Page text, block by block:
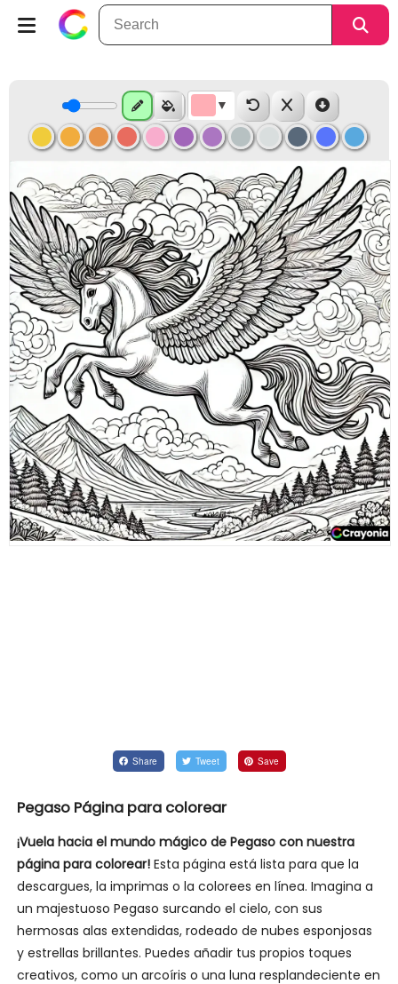
Share Tweet Save
Pegaso Página para colorear
¡Vuela hacia el mundo mágico de Pegaso con nuestra
página para colorear!Esta página está lista para que la
descargues, la imprimas o la colorees en línea. Imagina a
un majestuoso Pegaso surcando el cielo, con sus
hermosas alas extendidas, rodeado de nubes esponjosas
y estrellas brillantes. Puedes añadir tus propios toques
creativos, como un arcoíris o una luna resplandeciente en